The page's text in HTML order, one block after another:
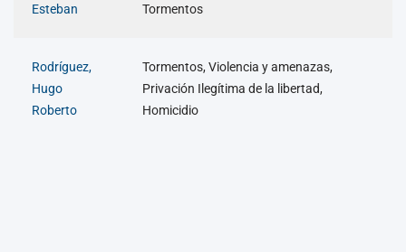
Esteban
Tormentos
Rodríguez,
Hugo
Roberto
Tormentos, Violencia y amenazas,
Privación Ilegítima de la libertad,
Homicidio